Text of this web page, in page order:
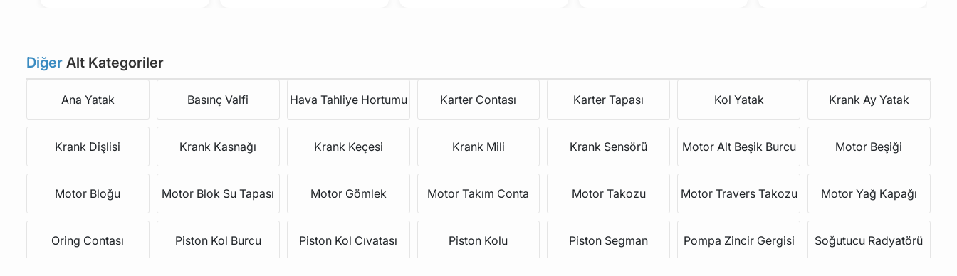
Diğer Alt Kategoriler
Ana Yatak Basınç Valfi Hava Tahliye Hortumu Karter Contası Karter Tapası Kol Yatak Krank Ay Yatak
Krank Dişlisi Krank Kasnağı Krank Keçesi Krank Mili Krank Sensörü Motor Alt Beşik Burcu Motor Beşiği
Motor Bloğu Motor Blok Su Tapası Motor Gömlek Motor Takım Conta Motor Takozu Motor Travers Takozu Motor Yağ Kapağı
Oring Contası Piston Kol Burcu Piston Kol Cıvatası Piston Kolu Piston Segman Pompa Zincir Gergisi Soğutucu Radyatörü